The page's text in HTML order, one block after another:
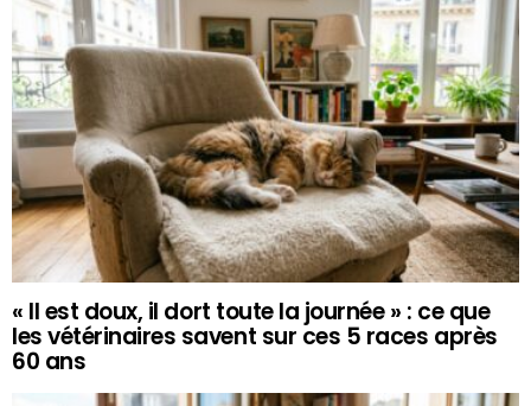
« Il est doux, il dort toute la journée » : ce que
les vétérinaires savent sur ces 5 races après
60 ans